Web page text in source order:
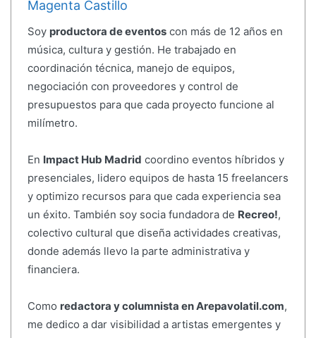
Magenta Castillo
Soy productora de eventoscon más de 12 años en
música, cultura y gestión. He trabajado en
coordinación técnica, manejo de equipos,
negociación con proveedores y control de
presupuestos para que cada proyecto funcione al
milímetro.
En Impact Hub Madrid coordino eventos híbridos y
presenciales, lidero equipos de hasta 15 freelancers
y optimizo recursos para que cada experiencia sea
un éxito. También soy socia fundadora de Recreo!,
colectivo cultural que diseña actividades creativas,
donde además llevo la parte administrativa y
financiera.
Como redactora y columnista en Arepavolatil.com,
me dedico a dar visibilidad a artistas emergentes y